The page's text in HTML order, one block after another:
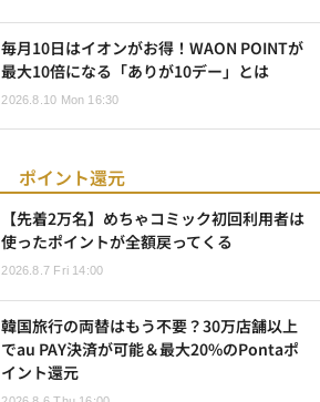
毎月10日はイオンがお得！WAON POINTが
最大10倍になる「ありが10デー」とは
2026.8.10 Mon 16:30
ポイント還元
【先着2万名】めちゃコミック初回利用者は
使ったポイントが全額戻ってくる
2026.8.7 Fri 14:00
韓国旅行の両替はもう不要？30万店舗以上
でau PAY決済が可能＆最大20%のPontaポ
イント還元